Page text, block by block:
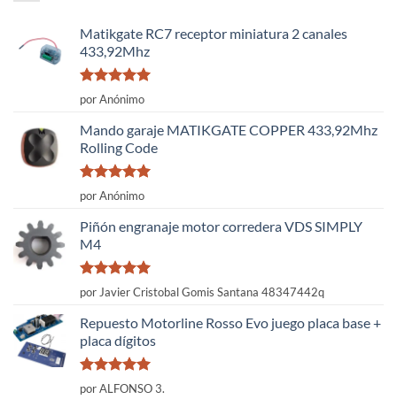
Matikgate RC7 receptor miniatura 2 canales
433,92Mhz
Valorado
con
por Anónimo
Mando garaje MATIKGATE COPPER 433,92Mhz
Rolling Code
Valorado
con
por Anónimo
Piñón engranaje motor corredera VDS SIMPLY
M4
Valorado
con
por Javier Cristobal Gomis Santana 48347442q
Repuesto Motorline Rosso Evo juego placa base +
placa dígitos
Valorado
con
por ALFONSO 3.